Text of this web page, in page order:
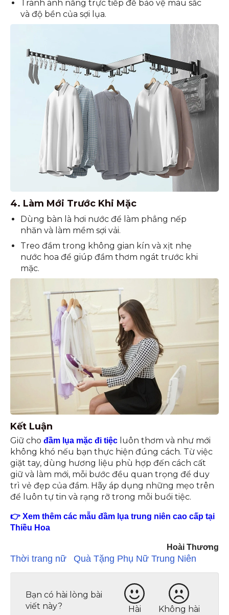
Tránh ánh nắng trực tiếp để bảo vệ màu sắc
và độ bền của sợi lụa.
4. Làm Mới Trước Khi Mặc
Dùng bàn là hơi nước để làm phẳng nếp
nhăn và làm mềm sợi vải.
Treo đầm trong không gian kín và xịt nhẹ
nước hoa để giúp đầm thơm ngát trước khi
mặc.
Kết Luận
Giữ cho đầm lụa mặc đi tiệc luôn thơm và như mới
không khó nếu bạn thực hiện đúng cách. Từ việc
giặt tay, dùng hương liệu phù hợp đến cách cất
giữ và làm mới, mỗi bước đều quan trọng để duy
trì vẻ đẹp của đầm. Hãy áp dụng những mẹo trên
để luôn tự tin và rạng rỡ trong mỗi buổi tiệc.
👉 Xem thêm các mẫu đầm lụa trung niên cao cấp tại
Thiều Hoa
Hoài Thương
Thời trang nữ Quà Tặng Phụ Nữ Trung Niên
Bạn có hài lòng bài
viết này?
Hài
Không hài